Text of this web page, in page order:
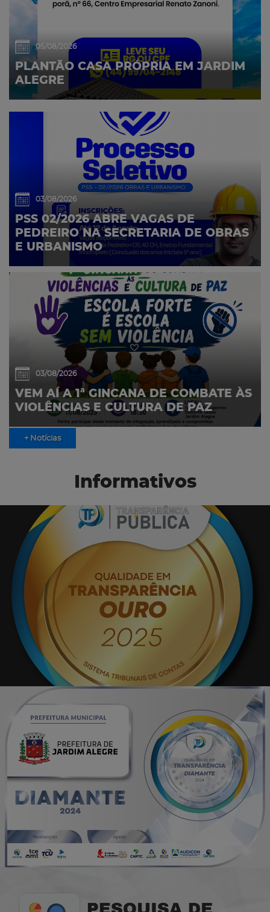
05/08/2026
PLANTÃO CASA PRÓPRIA EM JARDIM
ALEGRE
03/08/2026
PSS 02/2026 ABRE VAGAS DE
PEDREIRO NA SECRETARIA DE OBRAS
E URBANISMO
03/08/2026
VEM AÍ A 1ª GINCANA DE COMBATE ÀS
VIOLÊNCIAS E CULTURA DE PAZ
+ Notícias
Informativos